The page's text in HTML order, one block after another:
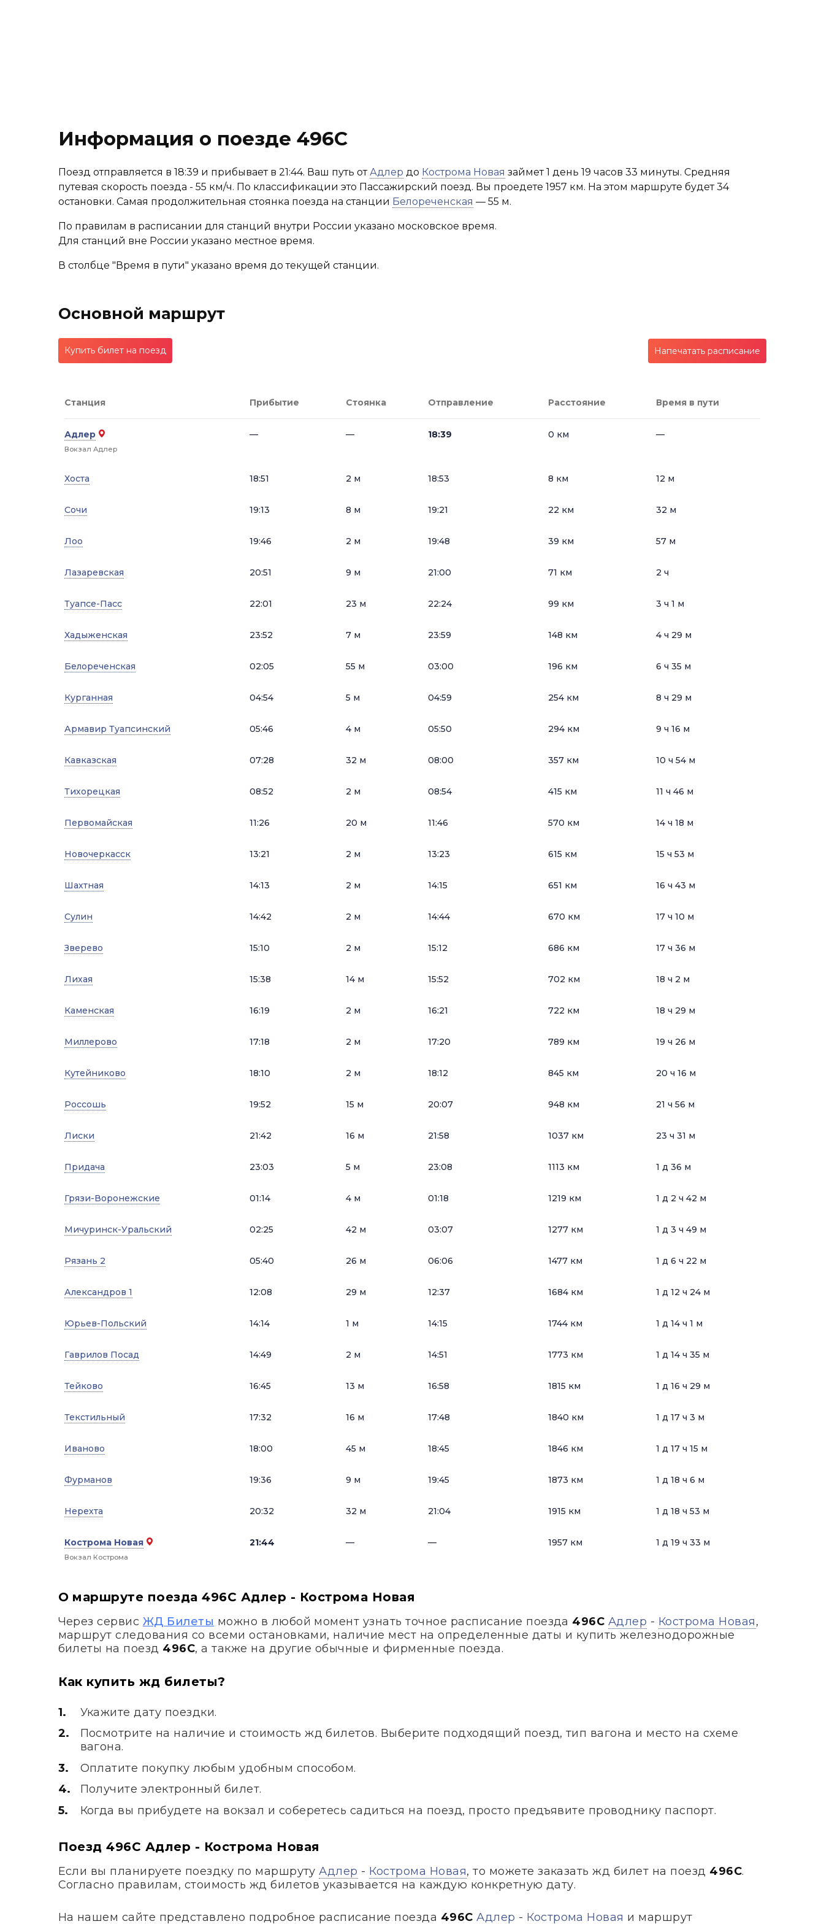
Информация о поезде 496С
Поезд отправляется в 18:39 и прибывает в 21:44. Ваш путь отАдлер до Кострома Новая займет 1 день 19 часов 33 минуты. Средняя
путевая скорость поезда - 55 км/ч. По классификации это Пассажирский поезд. Вы проедете 1957 км. На этом маршруте будет 34
остановки. Самая продолжительная стоянка поезда на станции Белореченская — 55 м.
По правилам в расписании для станций внутри России указано московское время.
Для станций вне России указано местное время.
В столбце "Время в пути" указано время до текущей станции.
Основной маршрут
Купить билет на поезд Напечатать расписание
Станция Прибытие Стоянка Отправление Расстояние Время в пути
Адлер
Вокзал Адлер
— — 18:39 0 км —
Хоста 18:51 2 м 18:53 8 км 12 м
Сочи 19:13 8 м 19:21 22 км 32 м
Лоо 19:46 2 м 19:48 39 км 57 м
Лазаревская 20:51 9 м 21:00 71 км 2 ч
Туапсе-Пасс 22:01 23 м 22:24 99 км 3 ч 1 м
Хадыженская 23:52 7 м 23:59 148 км 4 ч 29 м
Белореченская 02:05 55 м 03:00 196 км 6 ч 35 м
Курганная 04:54 5 м 04:59 254 км 8 ч 29 м
Армавир Туапсинский 05:46 4 м 05:50 294 км 9 ч 16 м
Кавказская 07:28 32 м 08:00 357 км 10 ч 54 м
Тихорецкая 08:52 2 м 08:54 415 км 11 ч 46 м
Первомайская 11:26 20 м 11:46 570 км 14 ч 18 м
Новочеркасск 13:21 2 м 13:23 615 км 15 ч 53 м
Шахтная 14:13 2 м 14:15 651 км 16 ч 43 м
Сулин 14:42 2 м 14:44 670 км 17 ч 10 м
Зверево 15:10 2 м 15:12 686 км 17 ч 36 м
Лихая 15:38 14 м 15:52 702 км 18 ч 2 м
Каменская 16:19 2 м 16:21 722 км 18 ч 29 м
Миллерово 17:18 2 м 17:20 789 км 19 ч 26 м
Кутейниково 18:10 2 м 18:12 845 км 20 ч 16 м
Россошь 19:52 15 м 20:07 948 км 21 ч 56 м
Лиски 21:42 16 м 21:58 1037 км 23 ч 31 м
Придача 23:03 5 м 23:08 1113 км 1 д 36 м
Грязи-Воронежские 01:14 4 м 01:18 1219 км 1 д 2 ч 42 м
Мичуринск-Уральский 02:25 42 м 03:07 1277 км 1 д 3 ч 49 м
Рязань 2 05:40 26 м 06:06 1477 км 1 д 6 ч 22 м
Александров 1 12:08 29 м 12:37 1684 км 1 д 12 ч 24 м
Юрьев-Польский 14:14 1 м 14:15 1744 км 1 д 14 ч 1 м
Гаврилов Посад 14:49 2 м 14:51 1773 км 1 д 14 ч 35 м
Тейково 16:45 13 м 16:58 1815 км 1 д 16 ч 29 м
Текстильный 17:32 16 м 17:48 1840 км 1 д 17 ч 3 м
Иваново 18:00 45 м 18:45 1846 км 1 д 17 ч 15 м
Фурманов 19:36 9 м 19:45 1873 км 1 д 18 ч 6 м
Нерехта 20:32 32 м 21:04 1915 км 1 д 18 ч 53 м
Кострома Новая
Вокзал Кострома
21:44 — — 1957 км 1 д 19 ч 33 м
О маршруте поезда 496С Адлер - Кострома Новая
Через сервис ЖД Билеты можно в любой момент узнать точное расписание поезда 496С Адлер - Кострома Новая,
маршрут следования со всеми остановками, наличие мест на определенные даты и купить железнодорожные
билеты на поезд 496С, а также на другие обычные и фирменные поезда.
Как купить жд билеты?
Укажите дату поездки.
Посмотрите на наличие и стоимость жд билетов. Выберите подходящий поезд, тип вагона и место на схеме
вагона.
Оплатите покупку любым удобным способом.
Получите электронный билет.
Когда вы прибудете на вокзал и соберетесь садиться на поезд, просто предъявите проводнику паспорт.
Поезд 496С Адлер - Кострома Новая
Если вы планируете поездку по маршрутуАдлер - Кострома Новая, то можете заказать жд билет на поезд 496С.
Согласно правилам, стоимость жд билетов указывается на каждую конкретную дату.
На нашем сайте представлено подробное расписание поезда 496С Адлер - Кострома Новая и маршрут